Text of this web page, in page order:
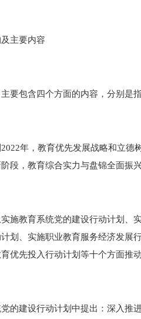
主要内容
包含四个方面的内容，分别是
年，教育优先发展战略和立德
段，教育综合实力与盘锦全面振
教育系统党的建设行动计划、实
划、实施职业教育服务经济发展
优先投入行动计划等十个方面推
建设行动计划中提出：深入推进